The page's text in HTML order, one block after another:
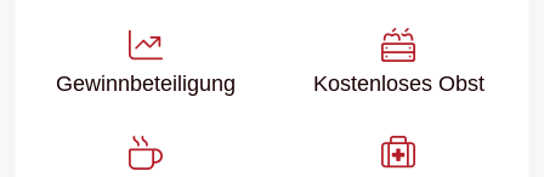
Gewinn­beteiligung Kostenloses Obst